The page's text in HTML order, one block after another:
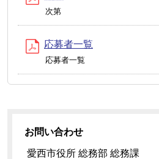
次第
応募者一覧
応募者一覧
お問い合わせ
愛西市役所 総務部 総務課